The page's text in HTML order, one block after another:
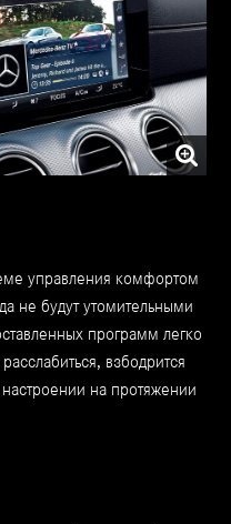
управления комфортом
не будут утомительными
программ легко
взбодрится
на протяжении